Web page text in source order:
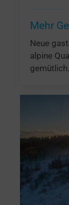
Mehr
Neue
alpine
gemütlich.